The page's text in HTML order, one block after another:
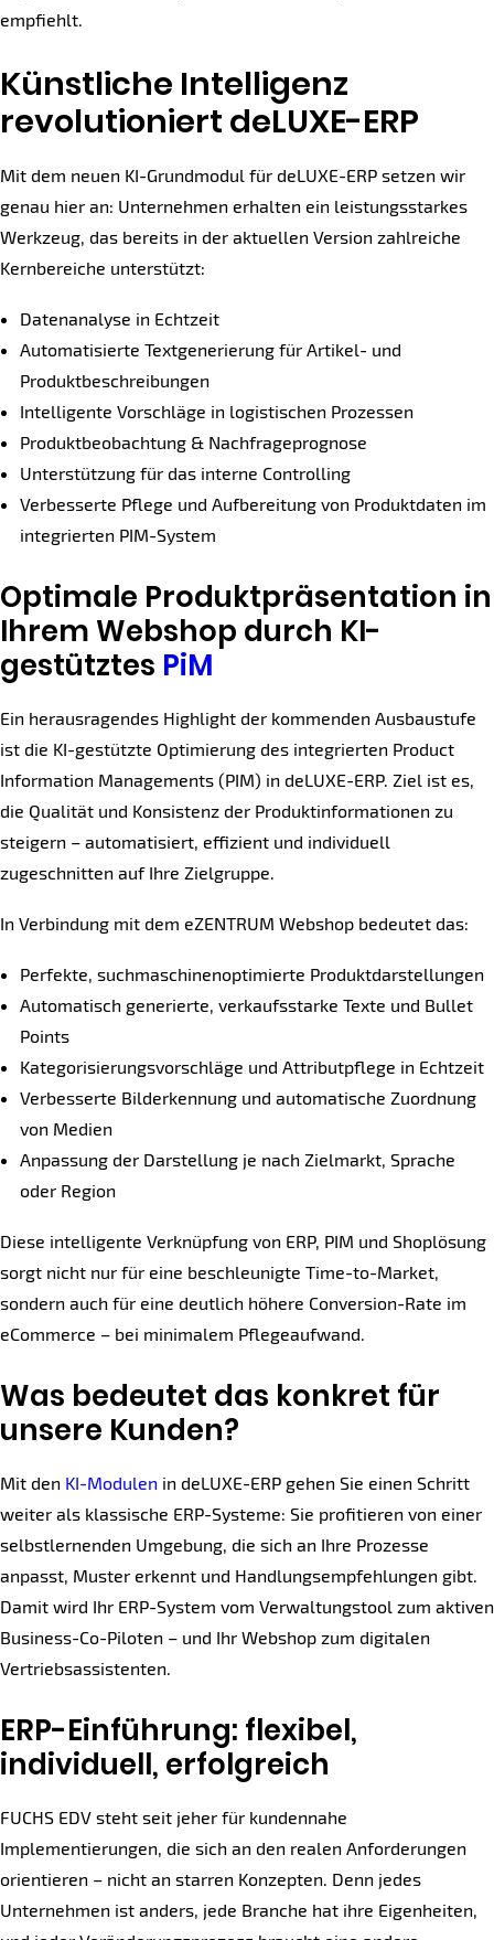
empfiehlt.
Künstliche Intelligenz
revolutioniert deLUXE-ERP
Mit dem neuen KI-Grundmodul für deLUXE-ERP setzen wir
genau hier an: Unternehmen erhalten ein leistungsstarkes
Werkzeug, das bereits in der aktuellen Version zahlreiche
Kernbereiche unterstützt:
Datenanalyse in Echtzeit
Automatisierte Textgenerierung für Artikel- und
Produktbeschreibungen
Intelligente Vorschläge in logistischen Prozessen
Produktbeobachtung & Nachfrageprognose
Unterstützung für das interne Controlling
Verbesserte Pflege und Aufbereitung von Produktdaten im
integrierten PIM-System
Optimale Produktpräsentation in
Ihrem Webshop durch KI-
gestütztes PiM
Ein herausragendes Highlight der kommenden Ausbaustufe
ist die KI-gestützte Optimierung des integrierten Product
Information Managements (PIM) in deLUXE-ERP. Ziel ist es,
die Qualität und Konsistenz der Produktinformationen zu
steigern – automatisiert, effizient und individuell
zugeschnitten auf Ihre Zielgruppe.
In Verbindung mit dem eZENTRUM Webshop bedeutet das:
Perfekte, suchmaschinenoptimierte Produktdarstellungen
Automatisch generierte, verkaufsstarke Texte und Bullet
Points
Kategorisierungsvorschläge und Attributpflege in Echtzeit
Verbesserte Bilderkennung und automatische Zuordnung
von Medien
Anpassung der Darstellung je nach Zielmarkt, Sprache
oder Region
Diese intelligente Verknüpfung von ERP, PIM und Shoplösung
sorgt nicht nur für eine beschleunigte Time-to-Market,
sondern auch für eine deutlich höhere Conversion-Rate im
eCommerce – bei minimalem Pflegeaufwand.
Was bedeutet das konkret für
unsere Kunden?
Mit den KI-Modulen in deLUXE-ERP gehen Sie einen Schritt
weiter als klassische ERP-Systeme: Sie profitieren von einer
selbstlernenden Umgebung, die sich an Ihre Prozesse
anpasst, Muster erkennt und Handlungsempfehlungen gibt.
Damit wird Ihr ERP-System vom Verwaltungstool zum aktiven
Business-Co-Piloten – und Ihr Webshop zum digitalen
Vertriebsassistenten.
ERP-Einführung: flexibel,
individuell, erfolgreich
FUCHS EDV steht seit jeher für kundennahe
Implementierungen, die sich an den realen Anforderungen
orientieren – nicht an starren Konzepten. Denn jedes
Unternehmen ist anders, jede Branche hat ihre Eigenheiten,